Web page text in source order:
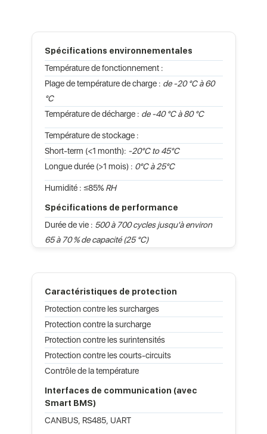
Spécifications environnementales
Température de fonctionnement :
Plage de température de charge : de -20 °C à 60
°C
Température de décharge : de -40 °C à 80 °C
Température de stockage :
Short-term (<1 month): -20°C to 45°C
Longue durée (>1 mois) : 0°C à 25°C
Humidité : ≤85% RH
Spécifications de performance
Durée de vie : 500 à 700 cycles jusqu'à environ
65 à 70 % de capacité (25 °C)
Caractéristiques de protection
Protection contre les surcharges
Protection contre la surcharge
Protection contre les surintensités
Protection contre les courts-circuits
Contrôle de la température
Interfaces de communication (avec
Smart BMS)
CANBUS, RS485, UART